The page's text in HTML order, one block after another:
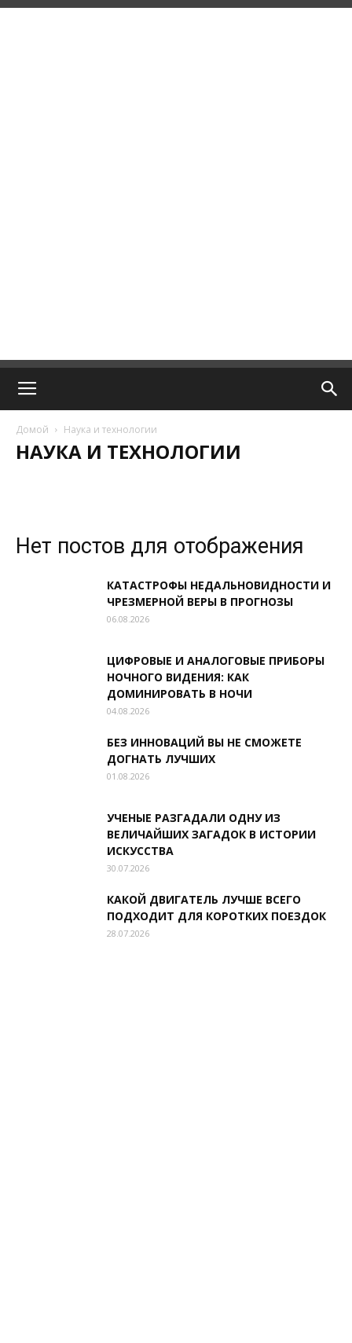
Домой Наука и технологии
НАУКА И ТЕХНОЛОГИИ
Нет постов для отображения
КАТАСТРОФЫ НЕДАЛЬНОВИДНОСТИ И
ЧРЕЗМЕРНОЙ ВЕРЫ В ПРОГНОЗЫ
06.08.2026
ЦИФРОВЫЕ И АНАЛОГОВЫЕ ПРИБОРЫ
НОЧНОГО ВИДЕНИЯ: КАК
ДОМИНИРОВАТЬ В НОЧИ
04.08.2026
БЕЗ ИННОВАЦИЙ ВЫ НЕ СМОЖЕТЕ
ДОГНАТЬ ЛУЧШИХ
01.08.2026
УЧЕНЫЕ РАЗГАДАЛИ ОДНУ ИЗ
ВЕЛИЧАЙШИХ ЗАГАДОК В ИСТОРИИ
ИСКУССТВА
30.07.2026
КАКОЙ ДВИГАТЕЛЬ ЛУЧШЕ ВСЕГО
ПОДХОДИТ ДЛЯ КОРОТКИХ ПОЕЗДОК
28.07.2026